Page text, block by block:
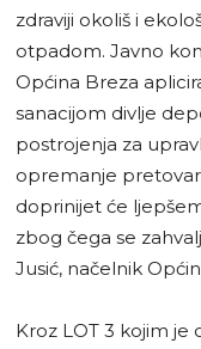
zdraviji okoliš i
otpadom. Javno
Općina Breza
sanacijom divlje
postrojenja za
opremanje
doprinijet će
zbog čega se
Jusić, načelnik
Kroz LOT 3 kojim